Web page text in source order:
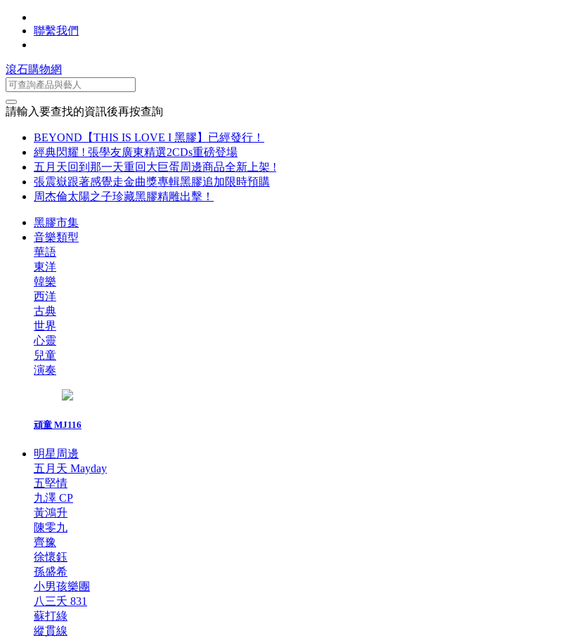
聯繫我們
滾石購物網
請輸入要查找的資訊後再按查詢
BEYOND【THIS IS LOVE I 黑膠】已經發行！
經典閃耀 ! 張學友廣東精選2CDs重磅登場
五月天回到那一天重回大巨蛋周邊商品全新上架 !
張震嶽跟著感覺走金曲獎專輯黑膠追加限時預購
周杰倫太陽之子珍藏黑膠精雕出擊！
黑膠市集
音樂類型
華語
東洋
韓樂
西洋
古典
世界
心靈
兒童
演奏
頑童 MJ116
明星周邊
五月天 Mayday
五堅情
九澤 CP
黃鴻升
陳零九
齊豫
徐懷鈺
孫盛希
小男孩樂團
八三夭 831
蘇打綠
縱貫線